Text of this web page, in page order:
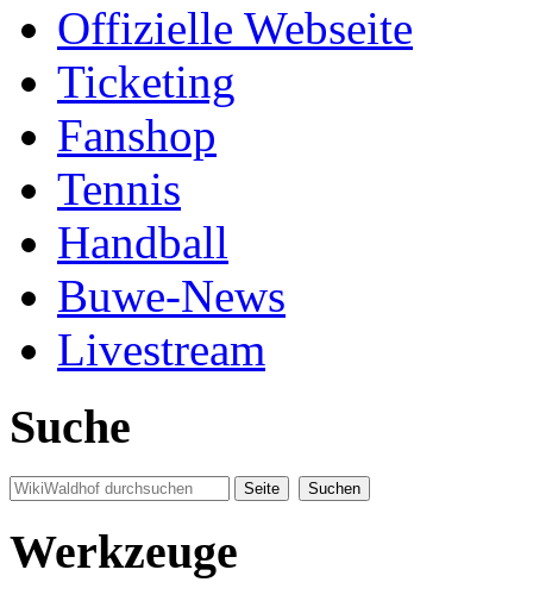
Offizielle Webseite
Ticketing
Fanshop
Tennis
Handball
Buwe-News
Livestream
Suche
Werkzeuge